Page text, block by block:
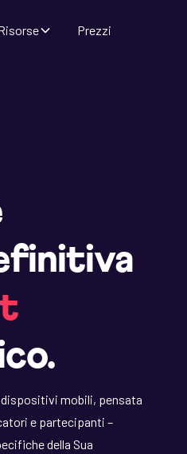
Prezzi
mobili, pensata
e partecipanti –
della Sua